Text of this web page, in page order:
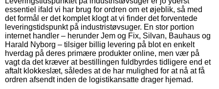
essentiel ifald vi har brug for ordren om et øjeblik, så med
det formål er det komplet klogt at vi finder det forventede
leveringstidspunkt på industristøvsuger. En stor portion
internet handler – herunder Jem og Fix, Silvan, Bauhaus og
Harald Nyborg – tilsiger billig levering på blot en enkelt
hverdag på deres primære produkter online, men vær på
vagt da det kræver at bestillingen fuldbyrdes tidligere end et
aftalt klokkeslæt, således at de har mulighed for at nå at få
ordren afsendt inden de logistikansatte drager hjemad.